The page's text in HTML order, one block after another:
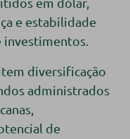
e estabilidade
investimentos.
diversificação
administrados
de